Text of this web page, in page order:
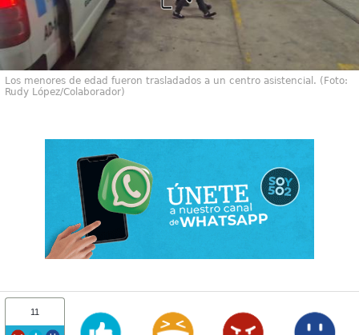
Los menores de edad fueron trasladados a un centro asistencial. (Foto:
Rudy López/Colaborador)
11